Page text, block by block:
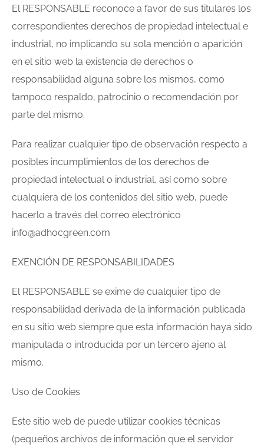
El RESPONSABLE reconoce a favor de sus titulares los
correspondientes derechos de propiedad intelectual e
industrial, no implicando su sola mención o aparición
en el sitio web la existencia de derechos o
responsabilidad alguna sobre los mismos, como
tampoco respaldo, patrocinio o recomendación por
parte del mismo.
Para realizar cualquier tipo de observación respecto a
posibles incumplimientos de los derechos de
propiedad intelectual o industrial, así como sobre
cualquiera de los contenidos del sitio web, puede
hacerlo a través del correo electrónico
info@adhocgreen.com
EXENCIÓN DE RESPONSABILIDADES
El RESPONSABLE se exime de cualquier tipo de
responsabilidad derivada de la información publicada
en su sitio web siempre que esta información haya sido
manipulada o introducida por un tercero ajeno al
mismo.
Uso de Cookies
Este sitio web de puede utilizar cookies técnicas
(pequeños archivos de información que el servidor